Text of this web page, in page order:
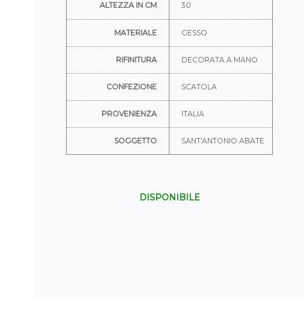
ALTEZZA IN CM 30
MATERIALE GESSO
RIFINITURA DECORATA A MANO
CONFEZIONE SCATOLA
PROVENIENZA ITALIA
SOGGETTO SANT'ANTONIO ABATE
DISPONIBILE